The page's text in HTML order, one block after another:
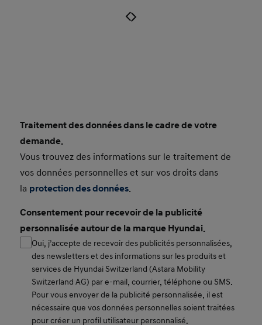
Consent Small
Traitement des données dans le cadre de votre
demande.
Vous trouvez des informations sur le traitement de
vos données personnelles et sur vos droits dans
la protection des données.
Consentement pour recevoir de la publicité
personnalisée autour de la marque Hyundai.
Oui, j’accepte de recevoir des publicités personnalisées,
des newsletters et des informations sur les produits et
services de Hyundai Switzerland (Astara Mobility
Switzerland AG) par e-mail, courrier, téléphone ou SMS.
Pour vous envoyer de la publicité personnalisée, il est
nécessaire que vos données personnelles soient traitées
pour créer un profil utilisateur personnalisé.